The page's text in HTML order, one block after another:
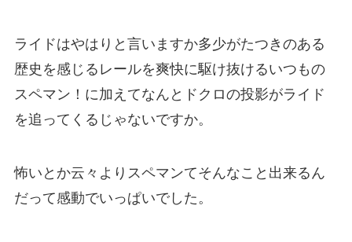
ライドはやはりと言いますか多少がたつきのある
歴史を感じるレールを爽快に駆け抜けるいつもの
スペマン！に加えてなんとドクロの投影がライド
を追ってくるじゃないですか。
怖いとか云々よりスペマンてそんなこと出来るん
だって感動でいっぱいでした。